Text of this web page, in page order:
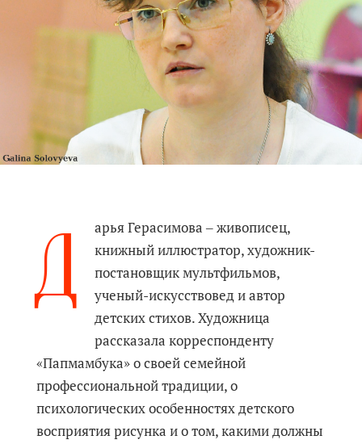
Д
арья Герасимова ‒ живописец,
книжный иллюстратор, художник-
постановщик мультфильмов,
ученый-искусствовед и автор
детских стихов. Художница
рассказала корреспонденту
«Папмамбука» о своей семейной
профессиональной традиции, о
психологических особенностях детского
восприятия рисунка и о том, какими должны